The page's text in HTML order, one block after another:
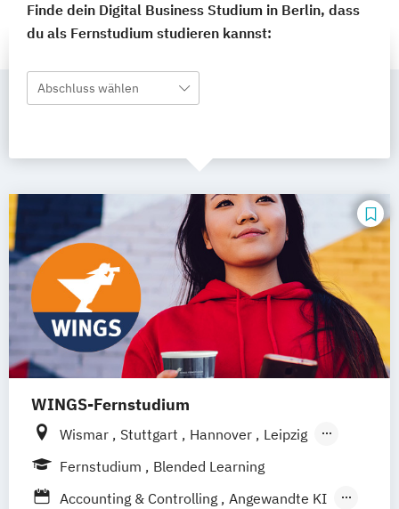
Finde dein Digital Business Studium in Berlin, dass
du als Fernstudium studieren kannst:
Abschluss wählen
WINGS-Fernstudium
Wismar Stuttgart Hannover
Leipzig
Frankfurt am Main
Berlin
Hamburg
Fernstudium
Blended Learning
Accounting & Controlling
Angewandte KI